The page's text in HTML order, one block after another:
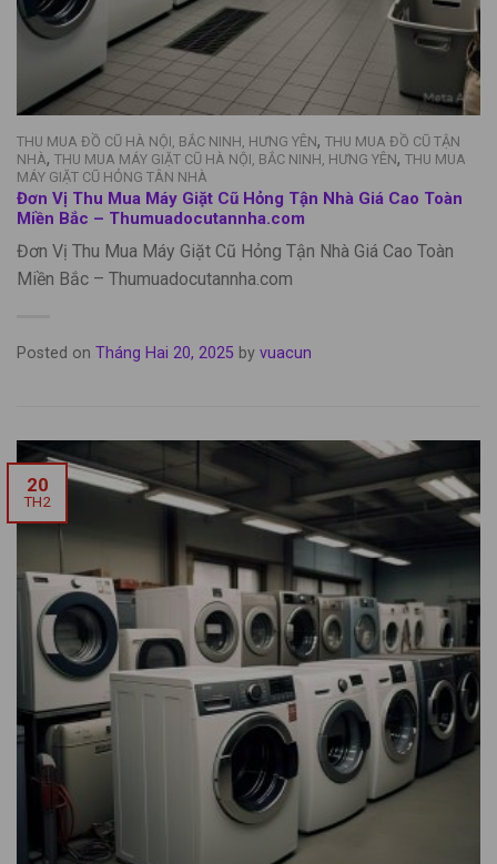
THU MUA ĐỒ CŨ HÀ NỘI, BẮC NINH, HƯNG YÊN, THU MUA ĐỒ CŨ TẬN
NHÀ, THU MUA MÁY GIẶT CŨ HÀ NỘI, BẮC NINH, HƯNG YÊN, THU MUA
MÁY GIẶT CŨ HỎNG TÂN NHÀ
Đơn Vị Thu Mua Máy Giặt Cũ Hỏng Tận Nhà Giá Cao Toàn
Miền Bắc – Thumuadocutannha.com
Đơn Vị Thu Mua Máy Giặt Cũ Hỏng Tận Nhà Giá Cao Toàn
Miền Bắc – Thumuadocutannha.com
Posted on Tháng Hai 20, 2025 by vuacun
20
TH2